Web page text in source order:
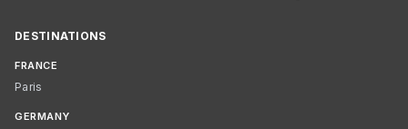
DESTINATIONS
FRANCE
Paris
GERMANY